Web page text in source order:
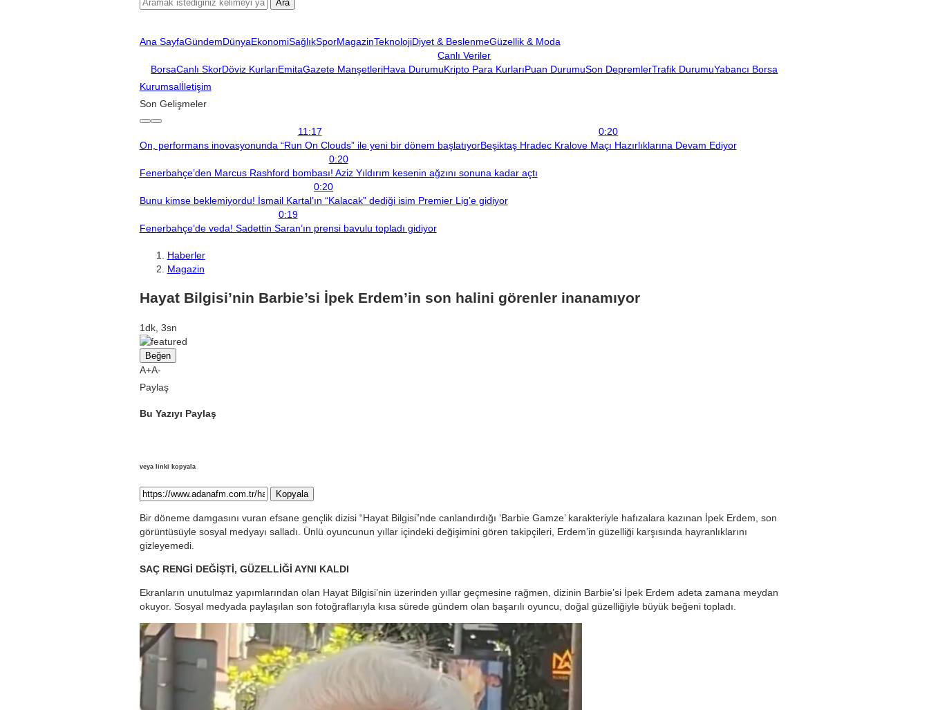
Ara
Ana SayfaGündemDünyaEkonomiSağlıkSporMagazinTeknolojiDiyet & BeslenmeGüzellik & Moda
Canlı Veriler
BorsaCanlı SkorDöviz KurlarıEmitaGazete ManşetleriHava DurumuKripto Para KurlarıPuan DurumuSon DepremlerTrafik DurumuYabancı Borsa
Kurumsalİletişim
Son Gelişmeler
11:17
On, performans inovasyonunda “Run On Clouds” ile yeni bir dönem başlatıyor
0:20
Beşiktaş Hradec Kralove Maçı Hazırlıklarına Devam Ediyor
0:20
Fenerbahçe’den Marcus Rashford bombası! Aziz Yıldırım kesenin ağzını sonuna kadar açtı
0:20
Bunu kimse beklemiyordu! İsmail Kartal’ın “Kalacak” dediği isim Premier Lig’e gidiyor
0:19
Fenerbahçe’de veda! Sadettin Saran’ın prensi bavulu topladı gidiyor
Haberler
Magazin
Hayat Bilgisi’nin Barbie’si İpek Erdem’in son halini görenler inanamıyor
1dk, 3sn
Beğen
A+A-
Paylaş
Bu Yazıyı Paylaş
veya linki kopyala
Kopyala
Bir döneme damgasını vuran efsane gençlik dizisi “Hayat Bilgisi”nde canlandırdığı ‘Barbie Gamze’ karakteriyle hafızalara kazınan İpek Erdem, son
görüntüsüyle sosyal medyayı salladı. Ünlü oyuncunun yıllar içindeki değişimini gören takipçileri, Erdem’in güzelliği karşısında hayranlıklarını
gizleyemedi.
SAÇ RENGİ DEĞİŞTİ, GÜZELLİĞİ AYNI KALDI
Ekranların unutulmaz yapımlarından olan Hayat Bilgisi’nin üzerinden yıllar geçmesine rağmen, dizinin Barbie’si İpek Erdem adeta zamana meydan
okuyor. Sosyal medyada paylaşılan son fotoğraflarıyla kısa sürede gündem olan başarılı oyuncu, doğal güzelliğiyle büyük beğeni topladı.